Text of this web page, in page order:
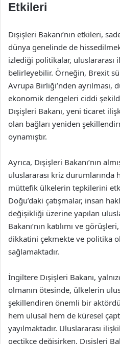
Etkileri
Dışişleri Bakanı’nın etkileri,
dünya genelinde de
izlediği politikalar, uluslararası
belirleyebilir. Örneğin, Brexit
Avrupa Birliği’nden ayrılması,
ekonomik dengeleri ciddi
Dışişleri Bakanı, yeni ticaret
olan bağları yeniden
oynamıştır.
Ayrıca, Dışişleri Bakanı’nın
uluslararası kriz durumlarında
müttefik ülkelerin tepkilerini
Doğu’daki çatışmalar, insan
değişikliği üzerine yapılan
Bakanı’nın katılımı ve
dikkatini çekmekte ve politika
sağlamaktadır.
İngiltere Dışişleri Bakanı,
olmanın ötesinde, ülkelerin
şekillendiren önemli bir
hem ulusal hem de küresel
yayılmaktadır. Uluslararası
geçtikçe değişirken, Dışişleri